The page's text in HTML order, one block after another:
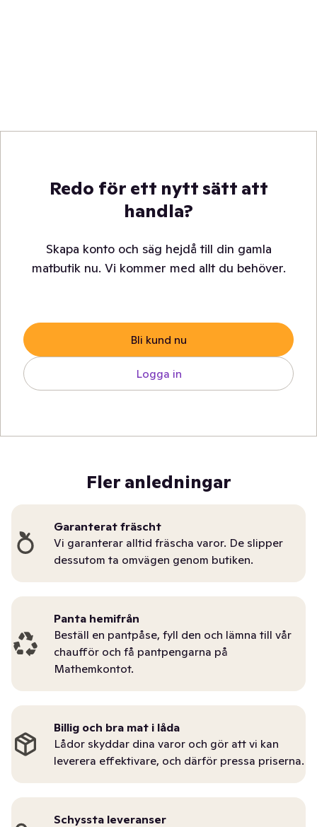
Redo för ett nytt sätt att
handla?
Skapa konto och säg hejdå till din gamla
matbutik nu. Vi kommer med allt du behöver.
Bli kund nu
Logga in
Fler anledningar
Garanterat fräscht
Vi garanterar alltid fräscha varor. De slipper
dessutom ta omvägen genom butiken.
Panta hemifrån
Beställ en pantpåse, fyll den och lämna till vår
chaufför och få pantpengarna på
Mathemkontot.
Billig och bra mat i låda
Lådor skyddar dina varor och gör att vi kan
leverera effektivare, och därför pressa priserna.
Schyssta leveranser